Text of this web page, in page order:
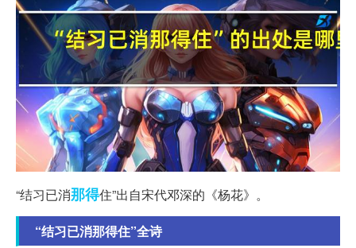
“结习已消那得住”出自宋代邓深的《杨花》。
“结习已消那得住”全诗